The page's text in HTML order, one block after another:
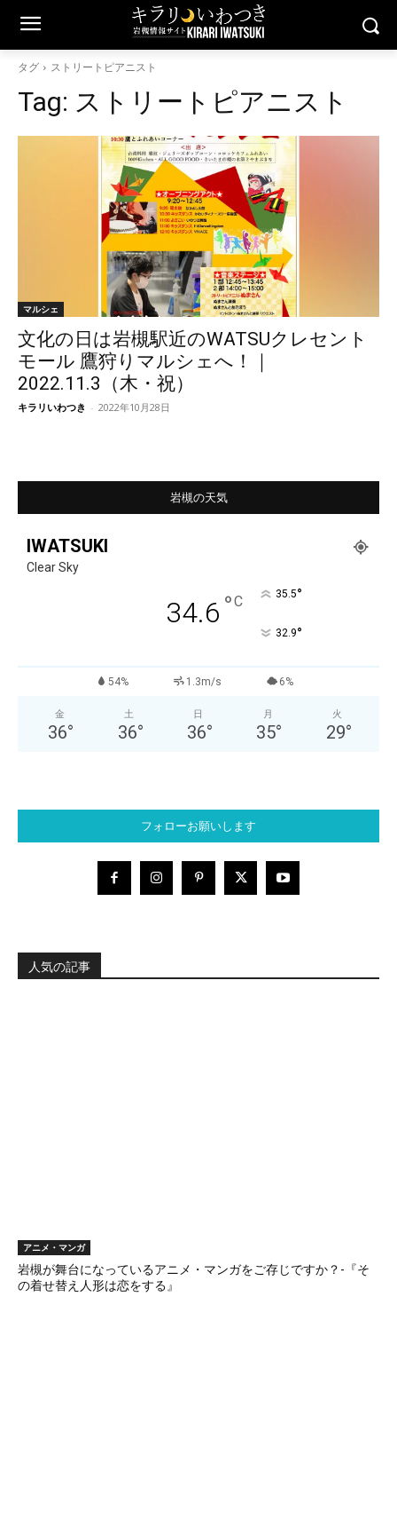
タグ ストリートピアニスト
Tag: ストリートピアニスト
マルシェ
文化の日は岩槻駅近のWATSUクレセント
モール 鷹狩りマルシェへ！｜
2022.11.3（木・祝）
キラリいわつき - 2022年10月28日
岩槻の天気
IWATSUKI
Clear Sky
34.6 °C 35.5°
32.9°
54% 1.3m/s 6%
金
36°
土
36°
日
36°
月
35°
火
29°
フォローお願いします
人気の記事
アニメ・マンガ
岩槻が舞台になっているアニメ・マンガをご存じですか？-『そ
の着せ替え人形は恋をする』